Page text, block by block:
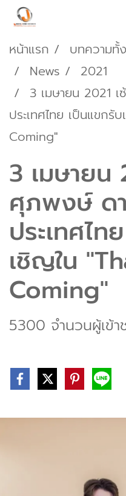
หน้าแรก บทความทั้
News
2021
3 เมษายน 2021
ประเทศไทย เป็นแขกรั
Coming"
3 เมษายน
ศุภพงษ์ ด
ประเทศไท
เชิญใน
Coming"
5300 จำนวนผู้เข้า